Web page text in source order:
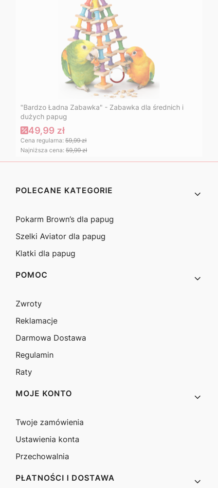
"Bardzo Ładna Zabawka" - Zabawka dla średnich i
dużych papug
49,99 zł
Cena regularna: 59,99 zł
Najniższa cena: 59,99 zł
Linki w stopce
POLECANE KATEGORIE
Pokarm Brown’s dla papug
Szelki Aviator dla papug
Klatki dla papug
POMOC
Zwroty
Reklamacje
Darmowa Dostawa
Regulamin
Raty
MOJE KONTO
Twoje zamówienia
Ustawienia konta
Przechowalnia
PŁATNOŚCI I DOSTAWA